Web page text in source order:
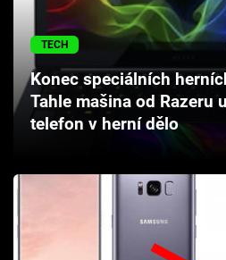
Hry
Cool Esport
Pořady
Sledujte prima+
TECH
Konec speciálních
Tahle mašina od Razeru
telefon v herní dělo